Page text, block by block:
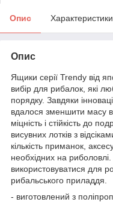
Опис Характеристики
Опис
Ящики серії Trendy від
вибір для рибалок, які
порядку. Завдяки
вдалося зменшити масу
міцність і стійкість до
висувних лотків з
кількість приманок,
необхідних на
використовуватися для
рибальського приладдя.
- виготовлений з